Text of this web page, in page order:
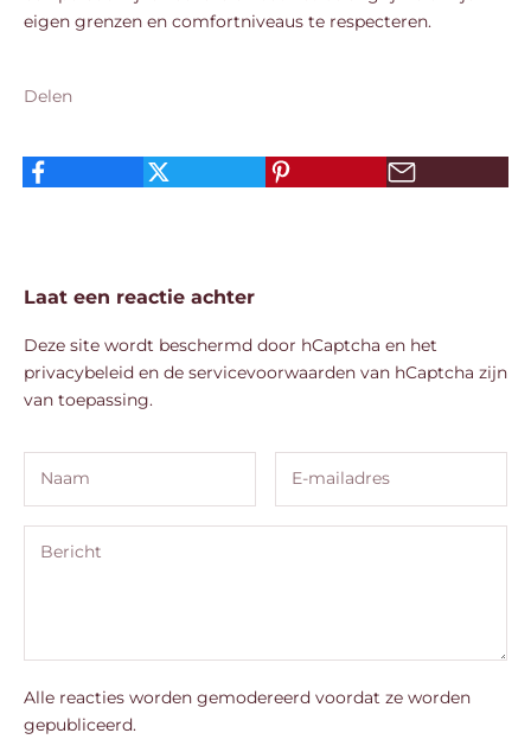
eigen grenzen en comfortniveaus te respecteren.
Delen
Laat een reactie achter
Deze site wordt beschermd door hCaptcha en het
privacybeleid en de servicevoorwaarden van hCaptcha zijn
van toepassing.
Alle reacties worden gemodereerd voordat ze worden
gepubliceerd.